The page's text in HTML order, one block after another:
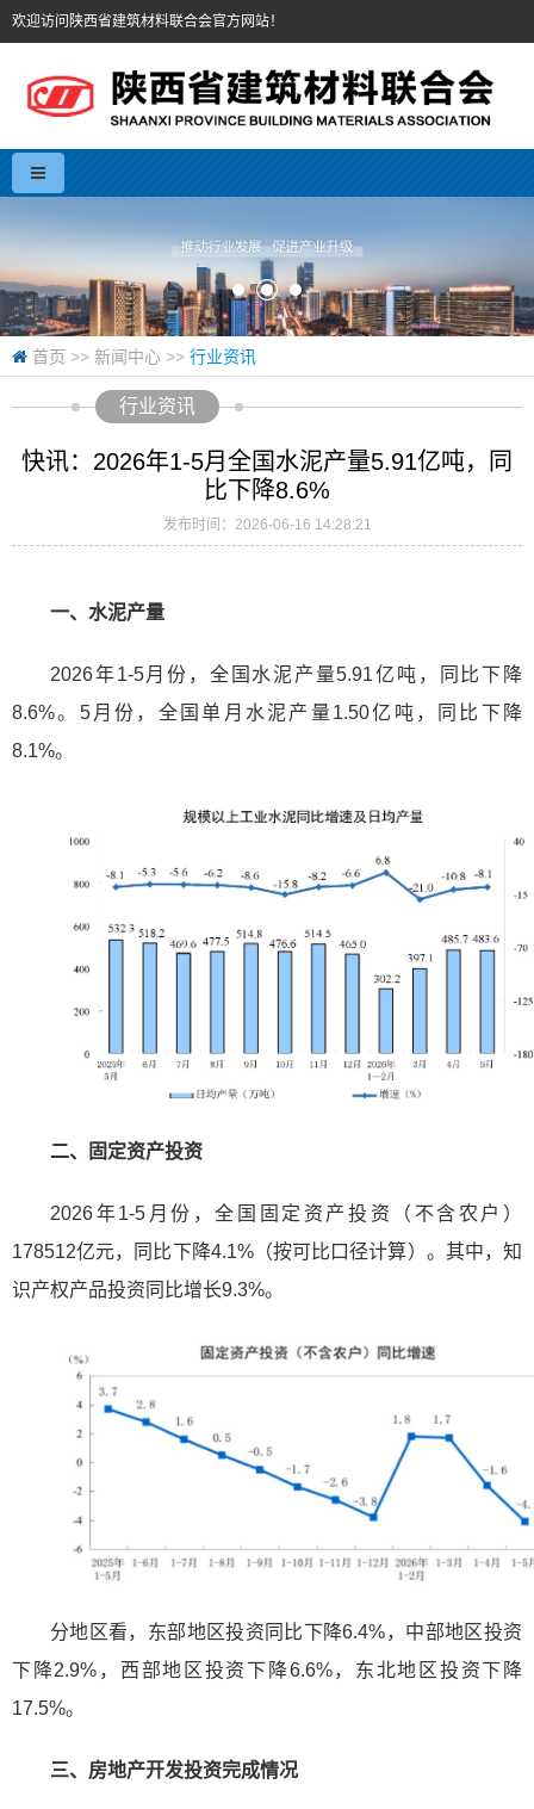
欢迎访问陕西省建筑材料联合会官方网站！
首页 >> 新闻中心 >> 行业资讯
行业资讯
快讯：2026年1-5月全国水泥产量5.91亿吨，同
比下降8.6%
发布时间：2026-06-16 14:28:21
一、水泥产量
2026年1-5月份，全国水泥产量5.91亿吨，同比下降
8.6%。5月份，全国单月水泥产量1.50亿吨，同比下降
8.1%。
二、固定资产投资
2026年1-5月份，全国固定资产投资（不含农户）
178512亿元，同比下降4.1%（按可比口径计算）。其中，知
识产权产品投资同比增长9.3%。
分地区看，东部地区投资同比下降6.4%，中部地区投资
下降2.9%，西部地区投资下降6.6%，东北地区投资下降
17.5%。
三、房地产开发投资完成情况